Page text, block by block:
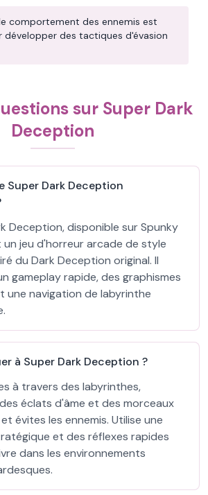
comportement des ennemis est
développer des tactiques d'évasion
sur Super Dark
Deception
Super Dark Deception
Deception, disponible sur Spunky
un jeu d'horreur arcade de style
du Dark Deception original. Il
gameplay rapide, des graphismes
une navigation de labyrinthe
à Super Dark Deception ?
à travers des labyrinthes,
éclats d'âme et des morceaux
évites les ennemis. Utilise une
et des réflexes rapides
dans les environnements